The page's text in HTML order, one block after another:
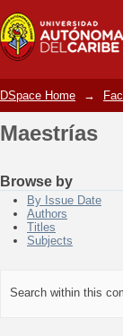
Maestrías
DSpace Home →
Maestrías
Browse by
By Issue Date
Authors
Titles
Subjects
Search within this